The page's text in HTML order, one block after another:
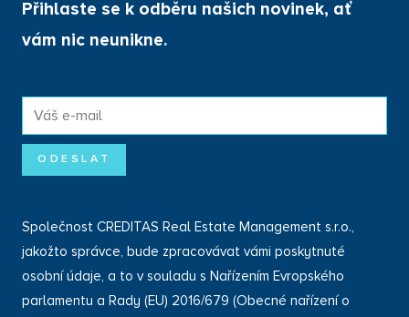
Pro investory
Ochrana osobních údajů
Přihlaste se k odběru našich novinek, ať
vám nic neunikne.
E-
mail*
ODESLAT
Společnost CREDITAS Real Estate Management s.r.o.,
jakožto správce, bude zpracovávat vámi poskytnuté
osobní údaje, a to v souladu s Nařízením Evropského
parlamentu a Rady (EU) 2016/679 (Obecné nařízení o